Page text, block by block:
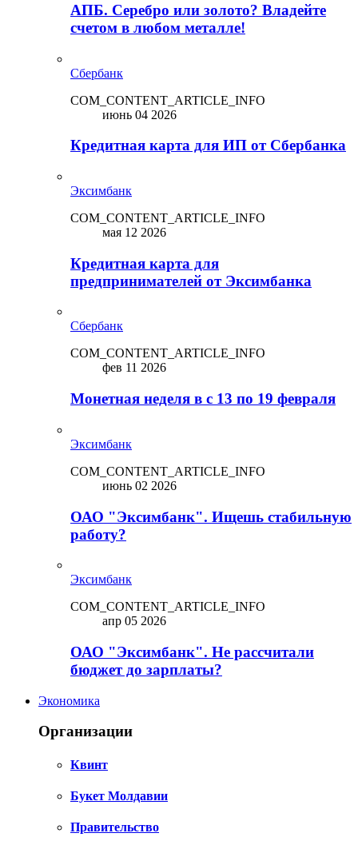
АПБ. Серебро или золото? Владейте
счетом в любом металле!
Сбербанк
COM_CONTENT_ARTICLE_INFO
июнь 04 2026
Кредитная карта для ИП от Сбербанка
Эксимбанк
COM_CONTENT_ARTICLE_INFO
мая 12 2026
Кредитная карта для
предпринимателей от Эксимбанка
Сбербанк
COM_CONTENT_ARTICLE_INFO
фев 11 2026
Монетная неделя в с 13 по 19 февраля
Эксимбанк
COM_CONTENT_ARTICLE_INFO
июнь 02 2026
ОАО "Эксимбанк". Ищешь стабильную
работу?
Эксимбанк
COM_CONTENT_ARTICLE_INFO
апр 05 2026
ОАО "Эксимбанк". Не рассчитали
бюджет до зарплаты?
Экономика
Организации
Квинт
Букет Молдавии
Правительство